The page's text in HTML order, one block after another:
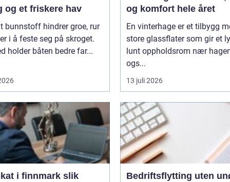
og et friskere hav
bunnstoff hindrer groe, rur
i å feste seg på skroget.
holder båten bedre far...
og komfort hele året
En vinterhage er et tilbygg
store glassflater som gir et
lunt oppholdsrom nær
ogs...
13 juli 2026
i finnmark slik
Bedriftsflytting uten